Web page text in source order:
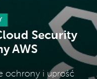
Security
AWS
ochrony i uprość